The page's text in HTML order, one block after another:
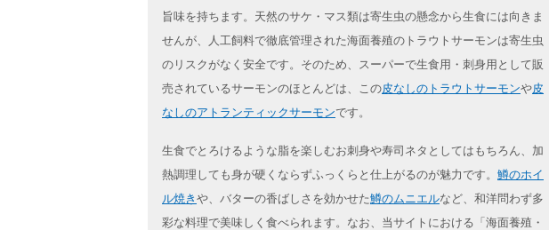
旨味を持ちます。天然のサケ・マス類は寄生虫の懸念から生食には向きま
せんが、人工飼料で徹底管理された海面養殖のトラウトサーモンは寄生虫
のリスクがなく安全です。そのため、スーパーで生食用・刺身用として販
売されているサーモンのほとんどは、この皮なしのトラウトサーモンや皮
なしのアトランティックサーモンです。
生食でとろけるような脂を楽しむお刺身や寿司ネタとしてはもちろん、加
熱調理しても身が硬くならずふっくらと仕上がるのが魅力です。 鱒のホイ
ル焼き や、バターの香ばしさを効かせた鱒のムニエルなど、和洋問わず多
彩な料理で美味しく食べられます。なお、当サイトにおける「海面養殖・